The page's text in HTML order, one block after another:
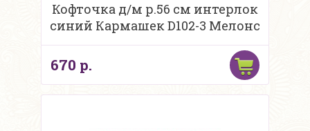
Кофточка д/м р.56 см интерлок
синий Кармашек D102-3 Мелонс
670 р.